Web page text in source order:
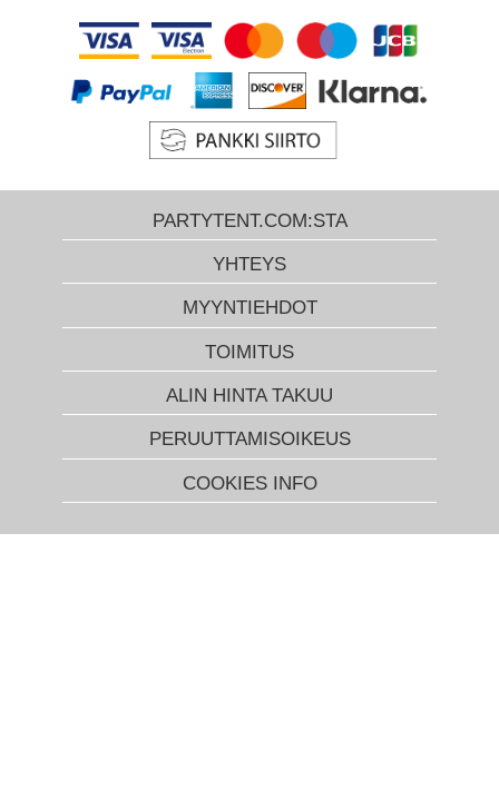
PARTYTENT.COM:STA
YHTEYS
MYYNTIEHDOT
TOIMITUS
ALIN HINTA TAKUU
PERUUTTAMISOIKEUS
COOKIES INFO